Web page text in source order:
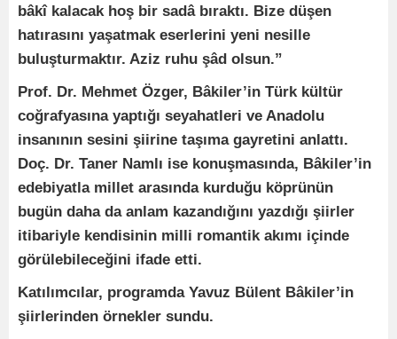
bâkî kalacak hoş bir sadâ bıraktı. Bize düşen
hatırasını yaşatmak eserlerini yeni nesille
buluşturmaktır. Aziz ruhu şâd olsun.”
Prof. Dr. Mehmet Özger, Bâkiler’in Türk kültür
coğrafyasına yaptığı seyahatleri ve Anadolu
insanının sesini şiirine taşıma gayretini anlattı.
Doç. Dr. Taner Namlı ise konuşmasında, Bâkiler’in
edebiyatla millet arasında kurduğu köprünün
bugün daha da anlam kazandığını yazdığı şiirler
itibariyle kendisinin milli romantik akımı içinde
görülebileceğini ifade etti.
Katılımcılar, programda Yavuz Bülent Bâkiler’in
şiirlerinden örnekler sundu.